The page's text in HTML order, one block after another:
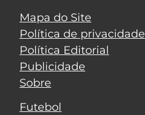
Mapa do Site
Política de privacidade
Política Editorial
Publicidade
Sobre
Futebol